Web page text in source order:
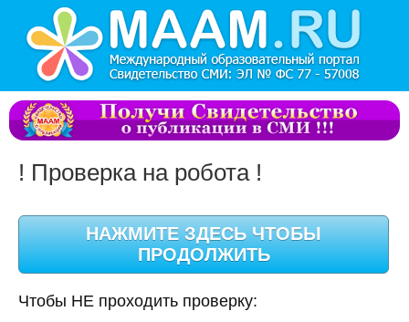
! Проверка на робота !
Чтобы НЕ проходить проверку: